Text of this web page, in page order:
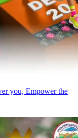
you, Empower the